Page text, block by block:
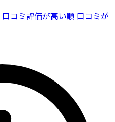
口コミ評価が高い順 口コミが